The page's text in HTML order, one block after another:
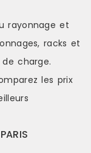
rayonnage et
racks et
charge.
les prix